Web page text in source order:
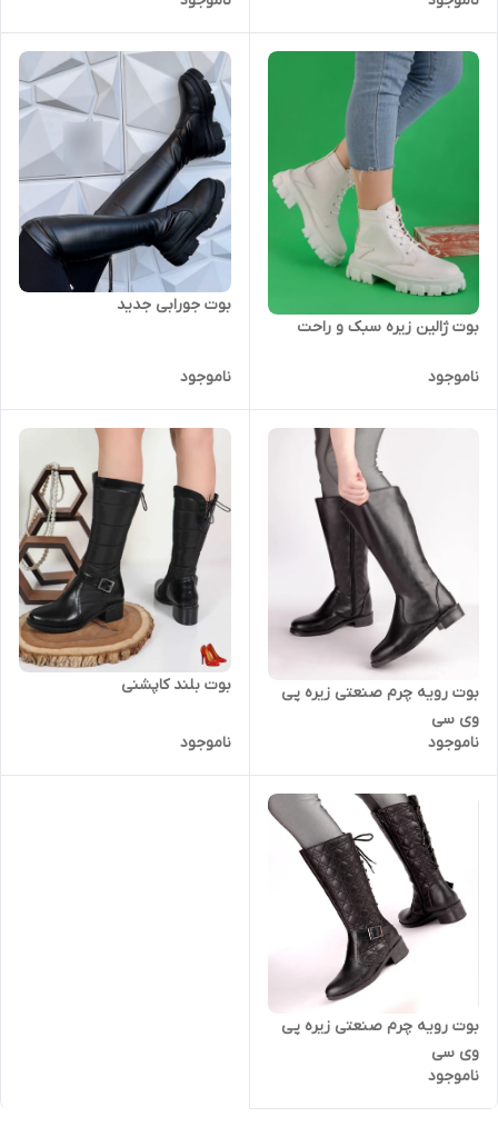
بوت ژالین زیره سبک و راحت
ناموجود
بوت جورابی جدید
ناموجود
بوت رویه چرم صنعتی زیره پی
وی سی
ناموجود
بوت بلند کاپشنی
ناموجود
بوت رویه چرم صنعتی زیره پی
وی سی
ناموجود